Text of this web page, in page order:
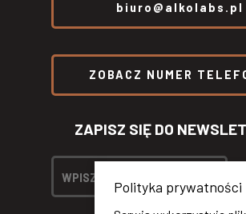
biuro@alkolabs.pl
ZOBACZ NUMER
ZAPISZ SIĘ DO
Polityka prywatności